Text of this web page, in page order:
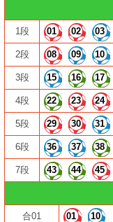
1段 01 02 03
2段 08 09 10
3段 15 16 17
4段 22 23 24
5段 29 30 31
6段 36 37 38
7段 43 44 45
合01 01 10